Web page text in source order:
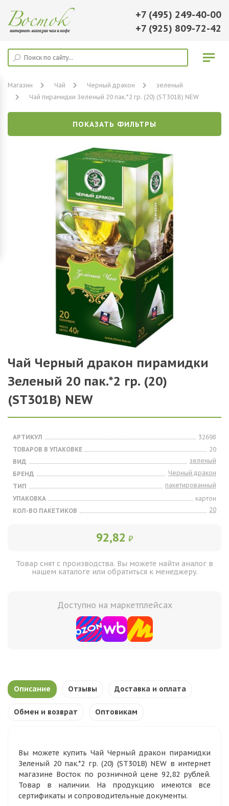
+7 (495) 249-40-00
+7 (925) 809-72-42
Магазин Чай Черный дракон
зеленый
Чай пирамидки Зеленый 20 пак.*2 гр. (20) (SТ301В) NEW
ПОКАЗАТЬ ФИЛЬТРЫ
Чай Черный дракон пирамидки
Зеленый 20 пак.*2 гр. (20)
(SТ301В) NEW
АРТИКУЛ
32698
ТОВАРОВ В УПАКОВКЕ
20
ВИД
зеленый
БРЕНД
Черный дракон
ТИП
пакетированный
УПАКОВКА
картон
КОЛ-ВО ПАКЕТИКОВ
20
92,82 ₽
Товар снят с производства. Вы можете найти аналог в
нашем каталоге или обратиться к менеджеру.
Доступно на маркетплейсах
Описание Отзывы Доставка и оплата
Обмен и возврат Оптовикам
Вы можете купить Чай Черный дракон пирамидки
Зеленый 20 пак.*2 гр. (20) (SТ301В) NEW в интернет
магазине Восток по розничной цене 92,82 рублей.
Товар в наличии. На продукцию имеются все
сертификаты и сопроводительные документы.